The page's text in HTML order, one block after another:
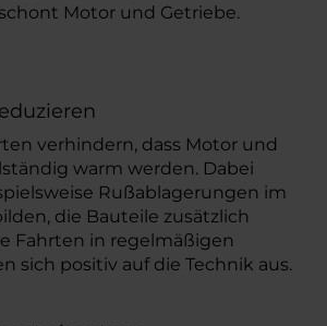
Motor und Getriebe.
verhindern, dass Motor und
warm werden. Dabei
Rußablagerungen im
die Bauteile zusätzlich
Fahrten in regelmäßigen
sich positiv auf die Technik aus.